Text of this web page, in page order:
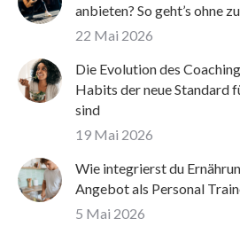
anbieten? So geht’s ohne
22 Mai 2026
Die Evolution des
Habits der neue Standard
sind
19 Mai 2026
Wie integrierst du
Angebot als Personal
5 Mai 2026